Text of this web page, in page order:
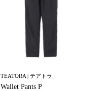
TEATORA | テアトラ
Wallet Pants P